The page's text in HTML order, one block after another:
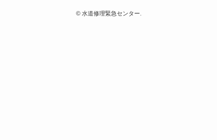
©水道修理緊急センター.